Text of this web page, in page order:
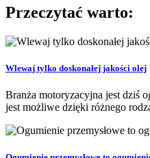
Przeczytać warto:
Wlewaj tylko doskonałej jakości olej
Branża motoryzacyjna jest dziś
jest możliwe dzięki różnego